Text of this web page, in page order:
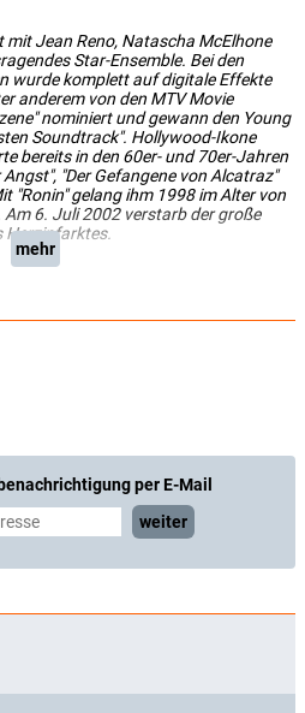
mit Jean Reno, Natascha McElhone
Star-Ensemble. Bei den
wurde komplett auf digitale Effekte
anderem von den MTV Movie
nominiert und gewann den Young
Soundtrack". Hollywood-Ikone
bereits in den 60er- und 70er-Jahren
"Der Gefangene von Alcatraz"
"Ronin" gelang ihm 1998 im Alter von
6. Juli 2002 verstarb der große
Herzinfarktes.
mehr
per E-Mail
weiter